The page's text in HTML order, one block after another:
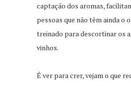
captação dos aromas,
pessoas que não têm ainda o
treinado para descortinar os
vinhos.
É ver para crer, vejam o que